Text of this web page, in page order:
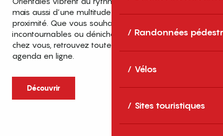
Randonnées
Vélos
Sites touristiques
mais aussi d’une multitude d’événements de
proximité. Que vous souhaitiez vivre les
incontournables ou dénicher des sorties près de
chez vous, retrouvez toutes les infos dans notre
agenda en ligne.
Découvrir
Top des événements et sorties
en famille
cet été dans les Pyrénées-Orientales
Entre mer Méditerranée, villages de
caractère et grands espaces naturels, les
Pyrénées-Orientales sont une destination
idéale pour partager des moments en
famille tout au long...